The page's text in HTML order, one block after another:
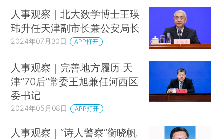
人事观察｜北大数学博士王瑛
玮升任天津副市长兼公安局长
2024年07月30日 APP打开
人事观察｜完善地方履历 天
津“70后”常委王旭兼任河西区
委书记
2024年05月08日 APP打开
人事观察｜“诗人警察”衡晓帆